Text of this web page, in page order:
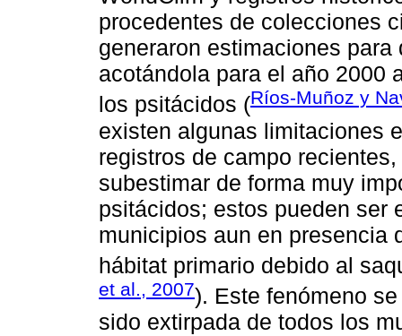
procedentes de colecciones
generaron estimaciones
acotándola para el año 2000
los psitácidos (Ríos-Muñoz y
existen algunas limitaciones
registros de campo
subestimar de forma muy
psitácidos; estos pueden ser
municipios aun en presencia
hábitat primario debido al
et al., 2007). Este fenómeno
sido extirpada de todos los